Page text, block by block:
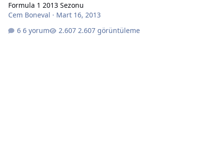
Formula 1 2013 Sezonu
Cem Boneval · Mart 16, 2013
6 yorum
2.607 görüntüleme